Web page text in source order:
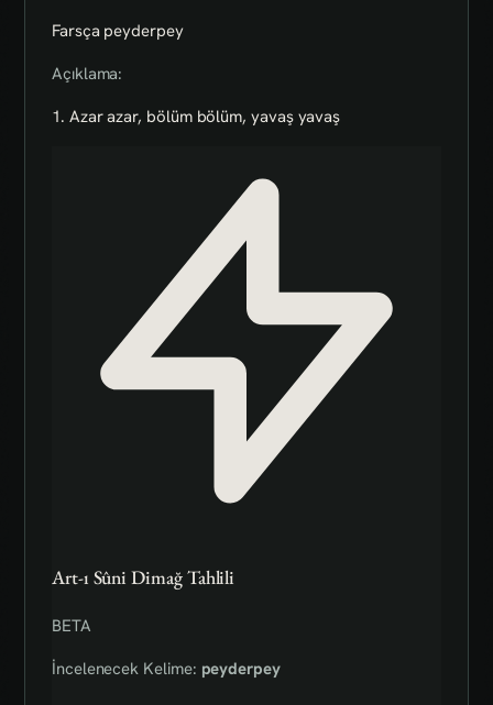
Farsça peyderpey
Açıklama:
1. Azar azar, bölüm bölüm, yavaş yavaş
Art-ı Sûni Dimağ Tahlili
BETA
İncelenecek Kelime: peyderpey